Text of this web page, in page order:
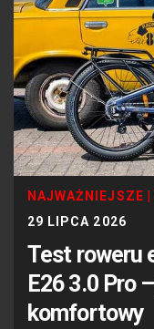
NAJWAŻNIEJSZE
29 LIPCA 2026
Test roweru
E26 3.0 Pro
komfortowy